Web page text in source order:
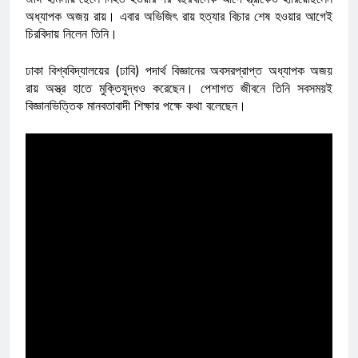
অধ্যাপক অজয় রায়। এবার অভিজিৎ রায় হত্যার বিচার শেষ হওয়ার আগেই
চিরবিদায় নিলেন তিনি।
ঢাকা বিশ্ববিদ্যালয়ের (ঢাবি) পদার্থ বিজ্ঞানের অবসরপ্রাপ্ত অধ্যাপক অজয়
রায় অস্ত্র হাতে মুক্তিযুদ্ধও করেছেন। পেশাগত জীবনে তিনি সবসময়ই
বিজ্ঞানভিত্তিক মানবতাবাদী শিক্ষার পক্ষে কথা বলেছেন।